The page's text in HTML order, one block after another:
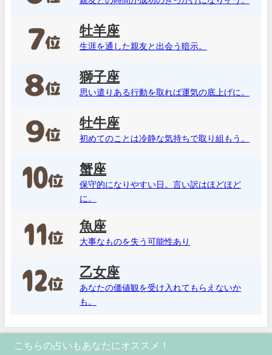
牡羊座
生涯を通した親友と出会う暗示。
獅子座
思い遣りある行動を取れば運気の底上げに。
牡牛座
初めてのことは冷静な気持ちで取り組もう。
蟹座
保守的になりやすい日。言い訳はほどほど
に。
魚座
大事なものを失う可能性あり
乙女座
あなたの価値観を受け入れてもらえないか
も。
こちらの占いもあなたにオススメ！